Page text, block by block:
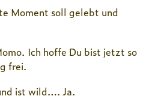
Moment soll gelebt und
Ich hoffe Du bist jetzt so
frei.
ist wild…. Ja.